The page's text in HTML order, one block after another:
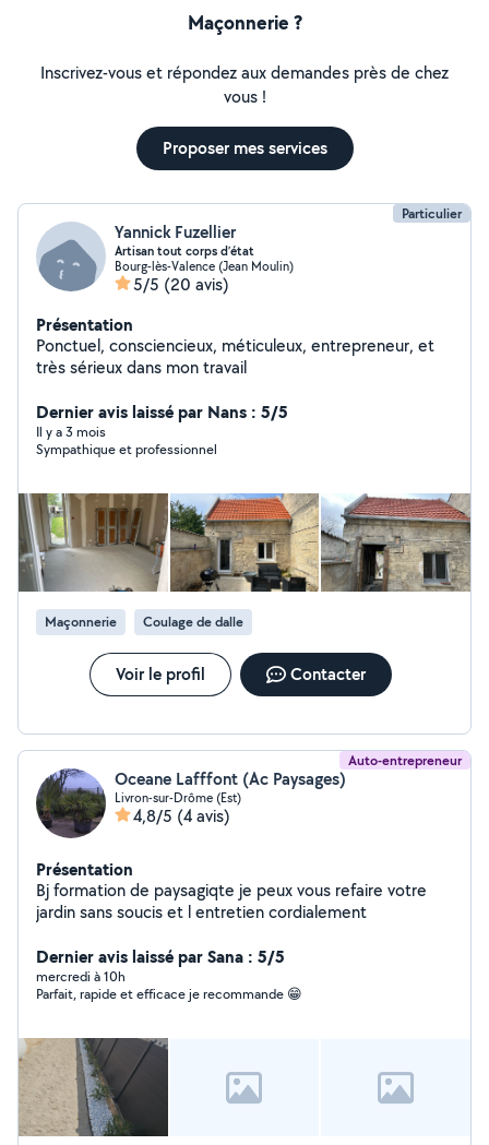
Maçonnerie ?
Inscrivez-vous et répondez aux demandes près de chez
vous !
Proposer mes services
Particulier
Yannick Fuzellier
Artisan tout corps d’état
Bourg-lès-Valence (Jean Moulin)
5/5 (20 avis)
Présentation
Ponctuel, consciencieux, méticuleux, entrepreneur, et
très sérieux dans mon travail
Dernier avis laissé par Nans : 5/5
Il y a 3 mois
Sympathique et professionnel
Maçonnerie Coulage de dalle
Voir le profil Contacter
Auto-entrepreneur
Oceane Lafffont (Ac Paysages)
Livron-sur-Drôme (Est)
4,8/5 (4 avis)
Présentation
Bj formation de paysagiqte je peux vous refaire votre
jardin sans soucis et l entretien cordialement
Dernier avis laissé par Sana : 5/5
mercredi à 10h
Parfait, rapide et efficace je recommande 😁